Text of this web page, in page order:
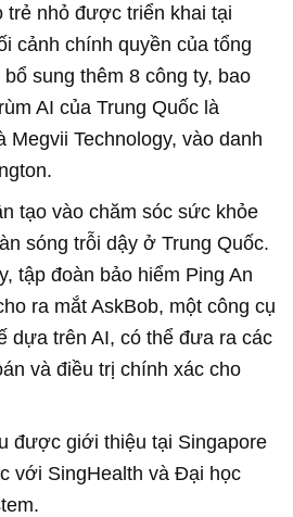
trẻ nhỏ được triển khai tại
cảnh chính quyền của tổng
sung thêm 8 công ty, bao
AI của Trung Quốc là
Megvii Technology, vào danh
tạo vào chăm sóc sức khỏe
sóng trỗi dậy ở Trung Quốc.
tập đoàn bảo hiểm Ping An
ra mắt AskBob, một công cụ
dựa trên AI, có thể đưa ra các
và điều trị chính xác cho
được giới thiệu tại Singapore
với SingHealth và Đại học